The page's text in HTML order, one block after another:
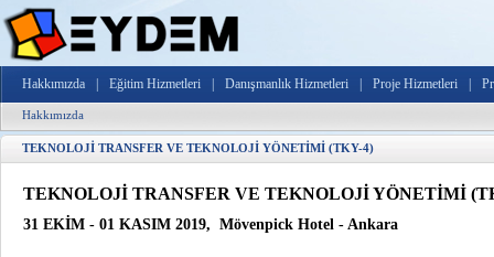
Hakkımızda Eğitim Hizmetleri Danışmanlık Hizmetleri Proje Hizmetleri
Hakkımızda
TEKNOLOJİ TRANSFER VE TEKNOLOJİ YÖNETİMİ (TKY-4)
TEKNOLOJİ TRANSFER VE TEKNOLOJİ YÖNETİMİ
31 EKİM - 01 KASIM 2019, Mövenpick Hotel - Ankara